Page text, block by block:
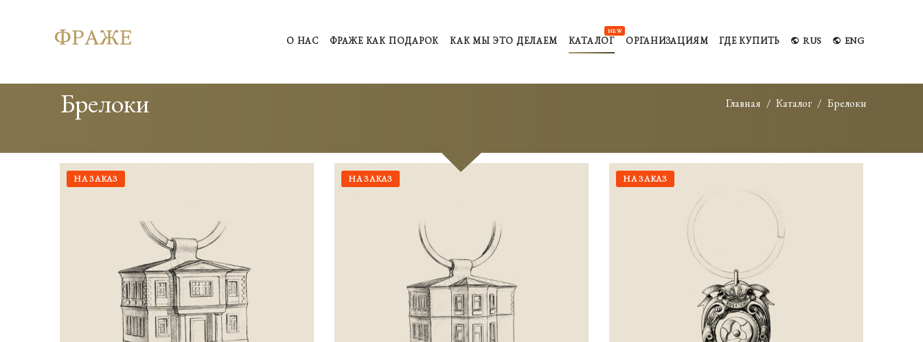
О НАС ФРАЖЕ КАК ПОДАРОК КАК МЫ ЭТО ДЕЛАЕМ КАТАЛОГ
NEW
ОРГАНИЗАЦИЯМ ГДЕ КУПИТЬ RUS ENG
Брелоки Главная Каталог Брелоки
НА ЗАКАЗ НА ЗАКАЗ НА ЗАКАЗ